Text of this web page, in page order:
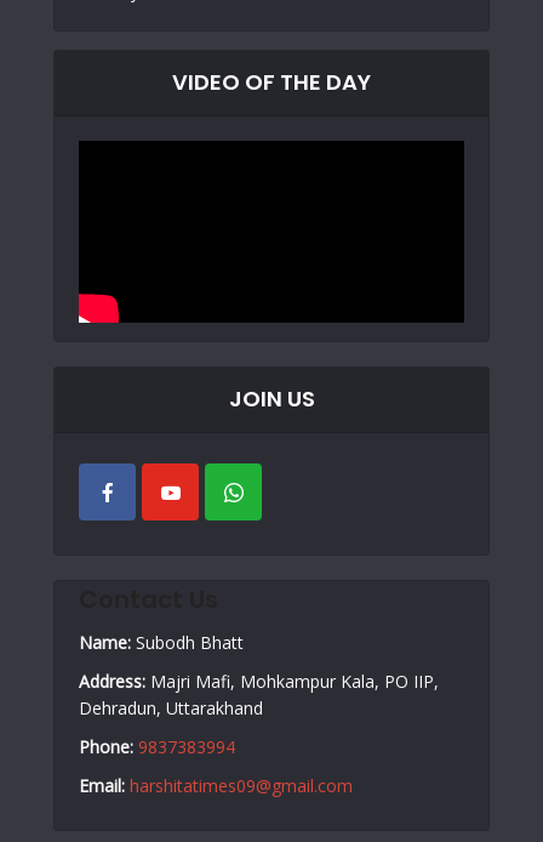
VIDEO OF THE DAY
JOIN US
Name: Subodh Bhatt
Address: Majri Mafi, Mohkampur Kala, PO IIP,
Dehradun, Uttarakhand
Phone: 9837383994
Email: harshitatimes09@gmail.com